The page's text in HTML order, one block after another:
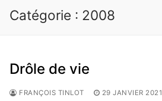
Catégorie : 2008
Drôle de vie
FRANÇOIS TINLOT 29 JANVIER 2021